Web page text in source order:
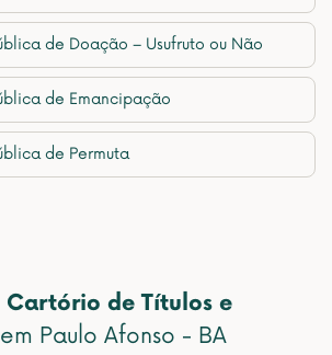
de Doação – Usufruto ou Não
de Emancipação
de Permuta
Cartório de Títulos e
em Paulo Afonso - BA